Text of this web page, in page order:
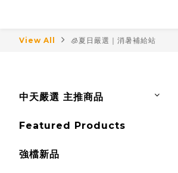
View All 🧊夏日嚴選｜消暑補給站
中天嚴選 主推商品
Featured Products
強檔新品